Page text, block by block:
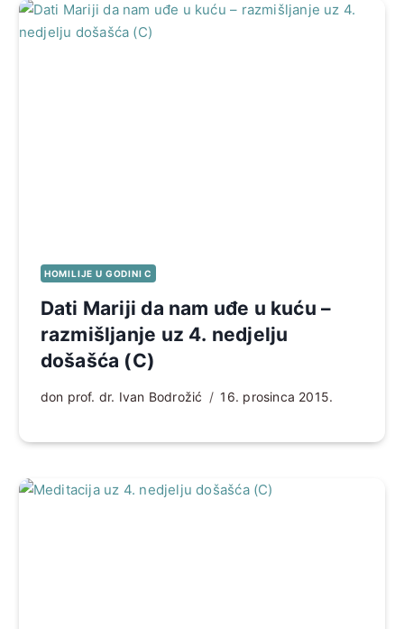
HOMILIJE U GODINI C
Dati Mariji da nam uđe u kuću –
razmišljanje uz 4. nedjelju
došašća (C)
don prof. dr. Ivan Bodrožić 16. prosinca 2015.